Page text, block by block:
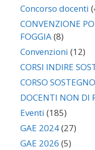
Concorso docenti
CONVENZIONE
FOGGIA(8)
Convenzioni (12)
CORSI INDIRE
CORSO
DOCENTI NON DI
Eventi (185)
GAE 2024(27)
GAE 2026 (5)